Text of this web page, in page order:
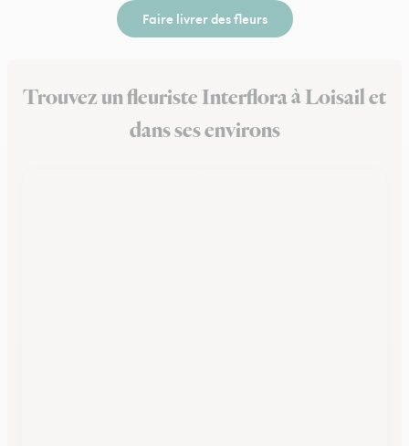
Faire livrer des fleurs
Trouvez un fleuriste Interflora à Loisail et
dans ses environs